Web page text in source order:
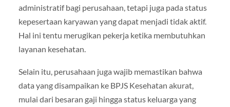
administratif bagi perusahaan, tetapi juga pada status
kepesertaan karyawan yang dapat menjadi tidak aktif.
Hal ini tentu merugikan pekerja ketika membutuhkan
layanan kesehatan.
Selain itu, perusahaan juga wajib memastikan bahwa
data yang disampaikan ke BPJS Kesehatan akurat,
mulai dari besaran gaji hingga status keluarga yang